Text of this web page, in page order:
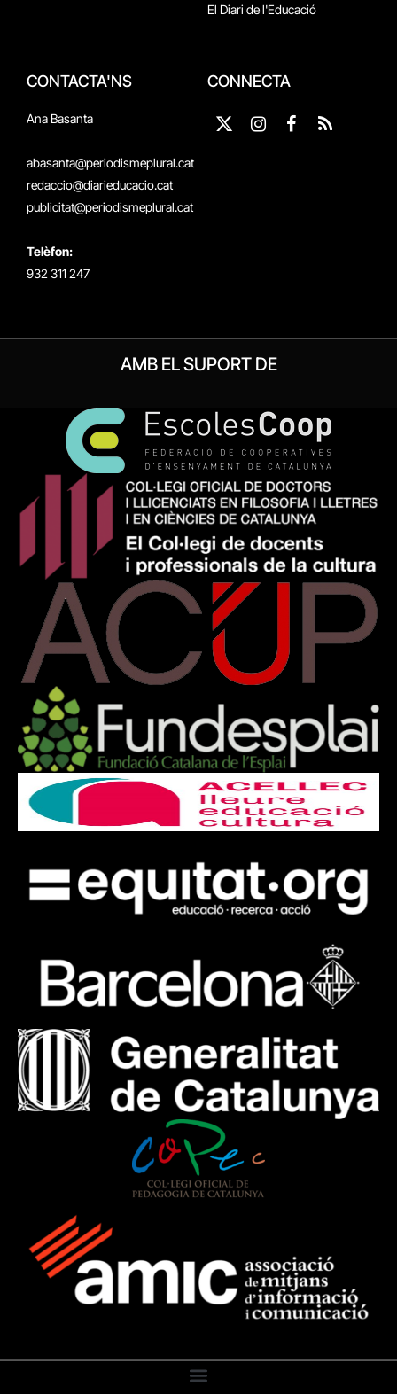
El Diari de l'Educació
CONTACTA'NS
Ana Basanta
abasanta@periodismeplural.cat
redaccio@diarieducacio.cat
publicitat@periodismeplural.cat
Telèfon:
932 311 247
CONNECTA
X
Instagram
Facebook
RSS
AMB EL SUPORT DE